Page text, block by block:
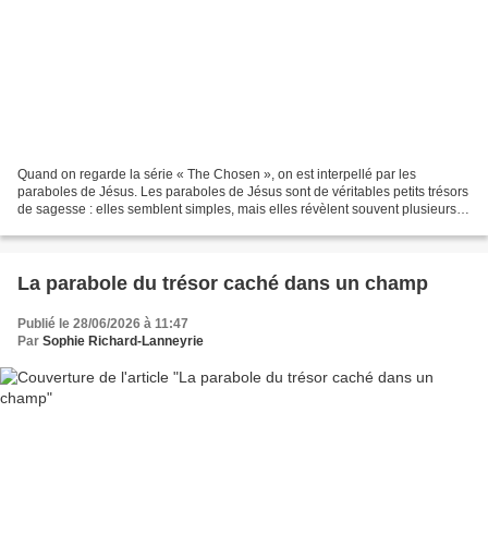
Quand on regarde la série « The Chosen », on est interpellé par les
paraboles de Jésus. Les paraboles de Jésus sont de véritables petits trésors
de sagesse : elles semblent simples, mais elles révèlent souvent plusieurs
La parabole du trésor caché dans un champ
Publié le 28/06/2026 à 11:47
Par Sophie Richard-Lanneyrie